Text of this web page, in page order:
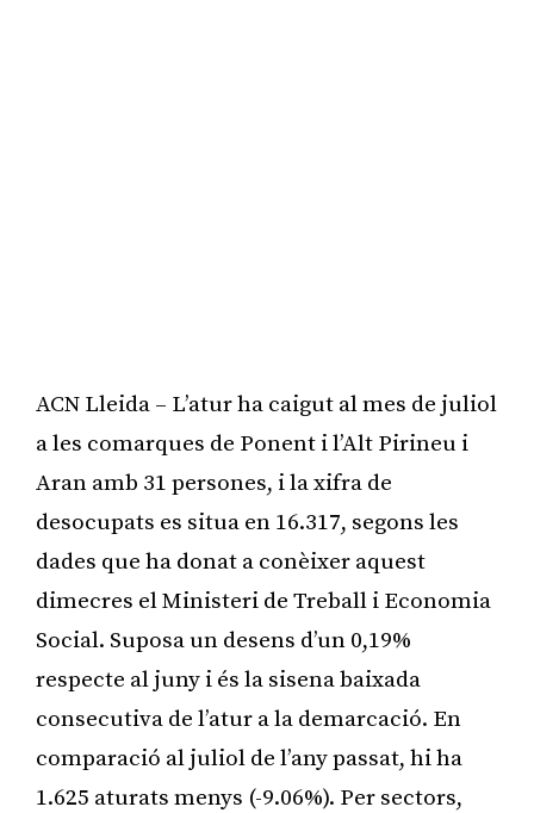
ACN Lleida – L’atur ha caigut al mes de juliol
a les comarques de Ponent i l’Alt Pirineu i
Aran amb 31 persones, i la xifra de
desocupats es situa en 16.317, segons les
dades que ha donat a conèixer aquest
dimecres el Ministeri de Treball i Economia
Social. Suposa un desens d’un 0,19%
respecte al juny i és la sisena baixada
consecutiva de l’atur a la demarcació. En
comparació al juliol de l’any passat, hi ha
1.625 aturats menys (-9.06%). Per sectors,